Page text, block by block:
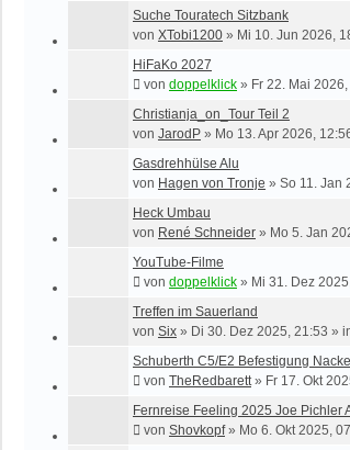
Suche Touratech Sitzbank
von XTobi1200 » Mi 10. Jun 2026,
HiFaKo 2027
von doppelklick » Fr 22. Mai
Christianja_on_Tour Teil 2
von JarodP » Mo 13. Apr 2026,
Gasdrehhülse Alu
von Hagen von Tronje » So 11. Jan
Heck Umbau
von René Schneider » Mo 5. Jan
YouTube-Filme
von doppelklick » Mi 31. Dez
Treffen im Sauerland
von Six » Di 30. Dez 2025, 21:53 »
Schuberth C5/E2 Befestigung
von TheRedbarett » Fr 17. Okt
Fernreise Feeling 2025 Joe Pichler
von Shovkopf» Mo 6. Okt 2025,